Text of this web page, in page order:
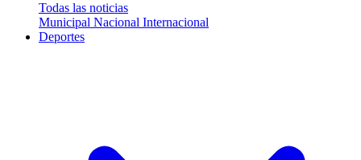
Todas las noticias
Municipal Nacional Internacional
Deportes